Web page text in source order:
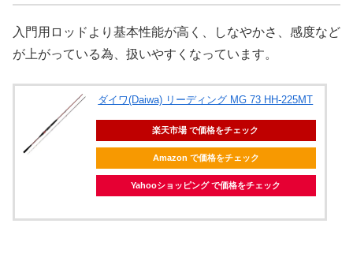
入門用ロッドより基本性能が高く、しなやかさ、感度など
が上がっている為、扱いやすくなっています。
ダイワ(Daiwa) リーディング MG 73 HH-225MT
楽天市場 で価格をチェック
Amazon で価格をチェック
Yahooショッピング で価格をチェック